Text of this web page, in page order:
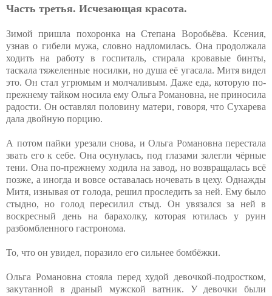
Часть третья. Исчезающая красота.
Зимой пришла похоронка на Степана Воробьёва. Ксения,
узнав о гибели мужа, словно надломилась. Она продолжала
ходить на работу в госпиталь, стирала кровавые бинты,
таскала тяжеленные носилки, но душа её угасала. Митя видел
это. Он стал угрюмым и молчаливым. Даже еда, которую по-
прежнему тайком носила ему Ольга Романовна, не приносила
радости. Он оставлял половину матери, говоря, что Сухарева
дала двойную порцию.
А потом пайки урезали снова, и Ольга Романовна перестала
звать его к себе. Она осунулась, под глазами залегли чёрные
тени. Она по-прежнему ходила на завод, но возвращалась всё
позже, а иногда и вовсе оставалась ночевать в цеху. Однажды
Митя, изнывая от голода, решил проследить за ней. Ему было
стыдно, но голод пересилил стыд. Он увязался за ней в
воскресный день на барахолку, которая ютилась у руин
разбомбленного гастронома.
То, что он увидел, поразило его сильнее бомбёжки.
Ольга Романовна стояла перед худой девочкой-подростком,
закутанной в драный мужской ватник. У девочки были